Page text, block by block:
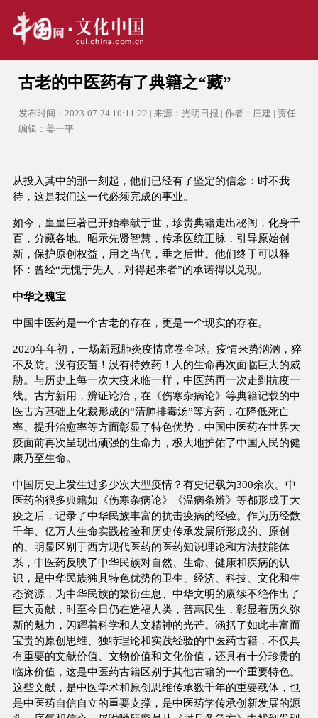
古老的中医药有了典籍之“藏”
发布时间：2023-07-24 10:11:22 | 来源：光明日报 | 作者：庄建 | 责任
编辑：姜一平
从投入其中的那一刻起，他们已经有了坚定的信念：时不我
待，这是我们这一代必须完成的事业。
如今，皇皇巨著已开始奉献于世，珍贵典籍走出秘阁，化身千
百，分藏各地。昭示先贤智慧，传承医统正脉，引导原始创
新，保护原创权益，用之当代，垂之后世。他们终于可以释
怀：曾经“无愧于先人，对得起来者”的承诺得以兑现。
中华之瑰宝
中国中医药是一个古老的存在，更是一个现实的存在。
2020年年初，一场新冠肺炎疫情席卷全球。疫情来势汹汹，猝
不及防。没有疫苗！没有特效药！人的生命再次面临巨大的威
胁。与历史上每一次大疫来临一样，中医药再一次走到抗疫一
线。古方新用，辨证论治，在《伤寒杂病论》等典籍记载的中
医古方基础上化裁形成的“清肺排毒汤”等方药，在降低死亡
率、提升治愈率等方面彰显了特色优势，中国中医药在世界大
疫面前再次呈现出顽强的生命力，极大地护佑了中国人民的健
康乃至生命。
中国历史上发生过多少次大型疫情？有史记载为300余次。中
医药的很多典籍如《伤寒杂病论》《温病条辨》等都形成于大
疫之后，记录了中华民族丰富的抗击疫病的经验。作为历经数
千年、亿万人生命实践检验和历史传承发展所形成的、原创
的、明显区别于西方现代医药的医药知识理论和方法技能体
系，中医药反映了中华民族对自然、生命、健康和疾病的认
识，是中华民族独具特色优势的卫生、经济、科技、文化和生
态资源，为中华民族的繁衍生息、中华文明的赓续不绝作出了
巨大贡献，时至今日仍在造福人类，普惠民生，彰显着历久弥
新的魅力，闪耀着科学和人文精神的光芒。涵括了如此丰富而
宝贵的原创思维、独特理论和实践经验的中医药古籍，不仅具
有重要的文献价值、文物价值和文化价值，还具有十分珍贵的
临床价值，这是中医药古籍区别于其他古籍的一个重要特色。
这些文献，是中医学术和原创思维传承数千年的重要载体，也
是中医药自信自立的重要支撑，是中医药学传承创新发展的源